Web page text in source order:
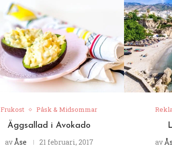
Frukost Påsk & Midsommar
Äggsallad i Avokado
avÅse 21 februari, 2017
av